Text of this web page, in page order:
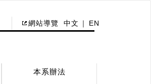
網站導覽 中文 EN
本系辦法